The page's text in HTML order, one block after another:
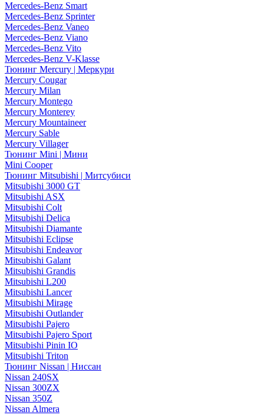
Mercedes-Benz Smart
Mercedes-Benz Sprinter
Mercedes-Benz Vaneo
Mercedes-Benz Viano
Mercedes-Benz Vito
Mercedes-Benz V-Klasse
Тюнинг Mercury | Меркури
Mercury Cougar
Mercury Milan
Mercury Montego
Mercury Monterey
Mercury Mountaineer
Mercury Sable
Mercury Villager
Тюнинг Mini | Мини
Mini Cooper
Тюнинг Mitsubishi | Митсубиси
Mitsubishi 3000 GT
Mitsubishi ASX
Mitsubishi Colt
Mitsubishi Delica
Mitsubishi Diamante
Mitsubishi Eclipse
Mitsubishi Endeavor
Mitsubishi Galant
Mitsubishi Grandis
Mitsubishi L200
Mitsubishi Lancer
Mitsubishi Mirage
Mitsubishi Outlander
Mitsubishi Pajero
Mitsubishi Pajero Sport
Mitsubishi Pinin IO
Mitsubishi Triton
Тюнинг Nissan | Ниссан
Nissan 240SX
Nissan 300ZX
Nissan 350Z
Nissan Almera